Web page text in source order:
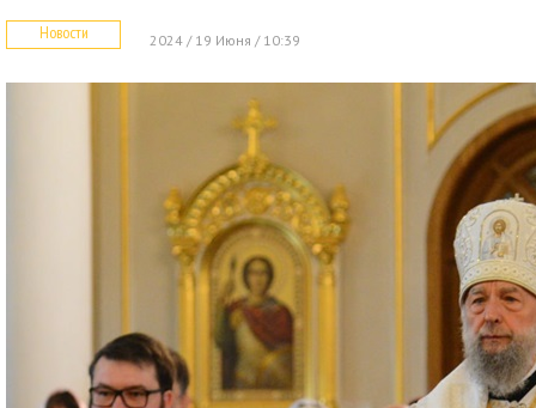
Новости 2024 / 19 Июня / 10:39